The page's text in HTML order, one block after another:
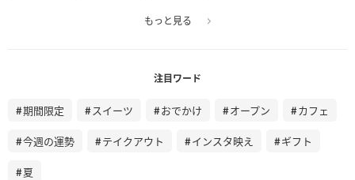
もっと見る
注目ワード
期間限定 スイーツ おでかけ オープン カフェ
今週の運勢 テイクアウト インスタ映え ギフト
夏